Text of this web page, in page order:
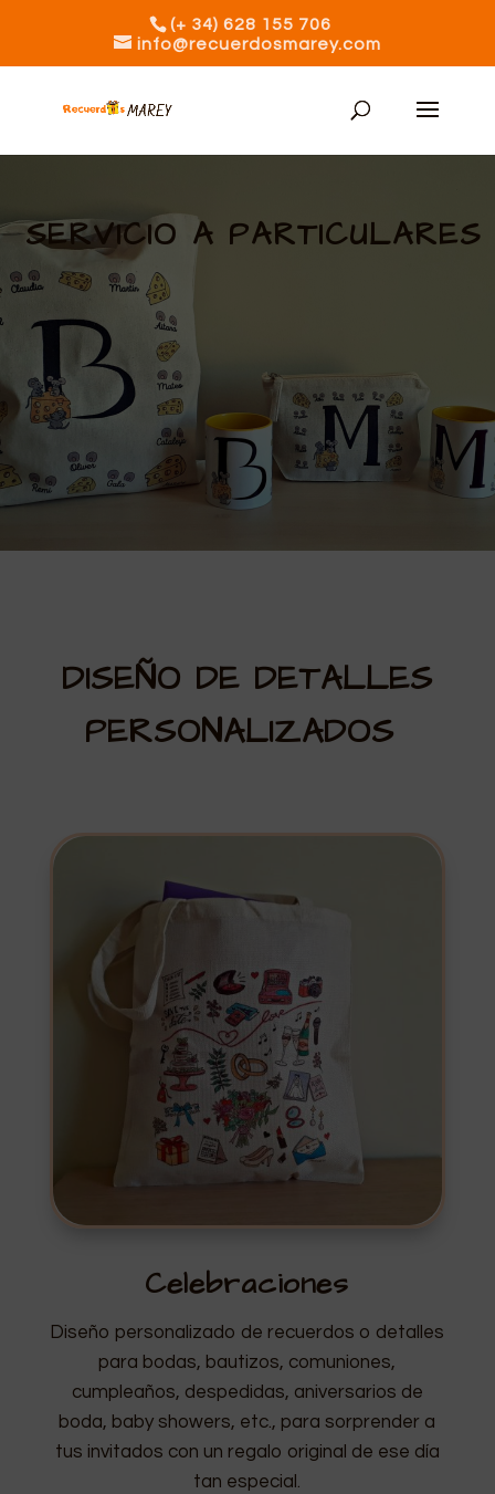
(+ 34) 628 155 706
info@recuerdosmarey.com
SERVICIO A PARTICULARES
DISEÑO DE DETALLES
PERSONALIZADOS
Celebraciones
Diseño personalizado de recuerdos o detalles
para bodas, bautizos, comuniones,
cumpleaños, despedidas, aniversarios de
boda, baby showers, etc., para sorprender a
tus invitados con un regalo original de ese día
tan especial.